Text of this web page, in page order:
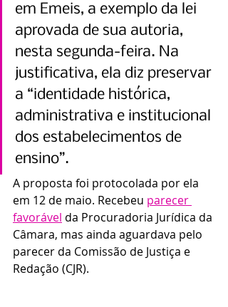
em Emeis, a exemplo da lei
aprovada de sua autoria,
nesta segunda-feira. Na
justificativa, ela diz preservar
a “identidade histórica,
administrativa e institucional
dos estabelecimentos de
ensino”.
A proposta foi protocolada por ela
em 12 de maio. Recebeu parecer
favorável da Procuradoria Jurídica da
Câmara, mas ainda aguardava pelo
parecer da Comissão de Justiça e
Redação (CJR).